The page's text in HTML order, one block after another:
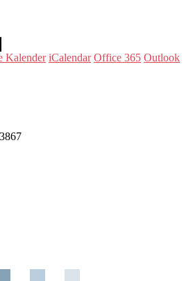
Kalender iCalendar Office 365 Outlook